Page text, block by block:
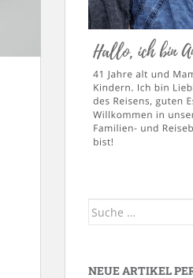
Suche
NEUE ARTIKEL